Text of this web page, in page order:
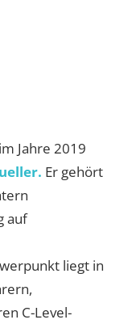
Jahre 2019
Er gehört
auf
liegt in
C-Level-